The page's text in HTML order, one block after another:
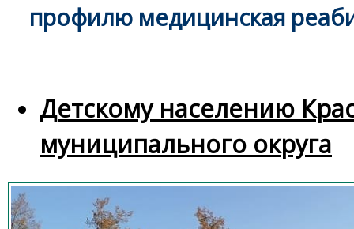
профилю медицинская
Детскому населению
муниципального округа